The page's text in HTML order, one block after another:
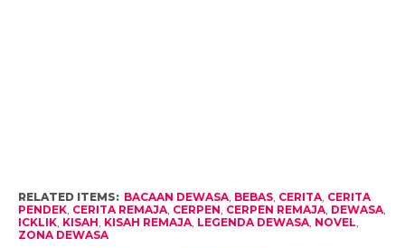
RELATED ITEMS: BACAAN DEWASA, BEBAS, CERITA, CERITA
PENDEK, CERITA REMAJA, CERPEN, CERPEN REMAJA, DEWASA,
ICKLIK, KISAH, KISAH REMAJA, LEGENDA DEWASA, NOVEL,
ZONA DEWASA